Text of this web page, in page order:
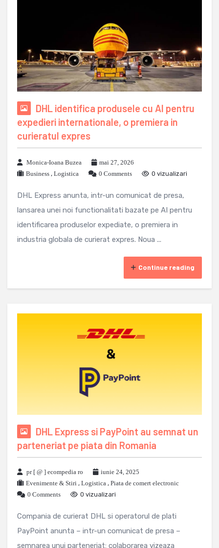
DHL identifica produsele cu AI pentru
expedieri internationale, o premiera in
curieratul expres
Monica-Ioana Buzea
mai 27, 2026
Business , Logistica 0 Comments 0 vizualizari
DHL Express anunta, intr-un comunicat de presa,
lansarea unei noi functionalitati bazate pe AI pentru
identificarea produselor expediate, o premiera in
industria globala de curierat expres. Noua ...
Continue reading
DHL Express si PayPoint au semnat un
parteneriat pe piata din Romania
pr [ @ ] ecompedia ro
iunie 24, 2025
Evenimente & Stiri , Logistica , Piata de comert electronic
0 Comments
0 vizualizari
Compania de curierat DHL si operatorul de plati
PayPoint anunta – intr-un comunicat de presa –
semnarea unui parteneriat: colaborarea vizeaza